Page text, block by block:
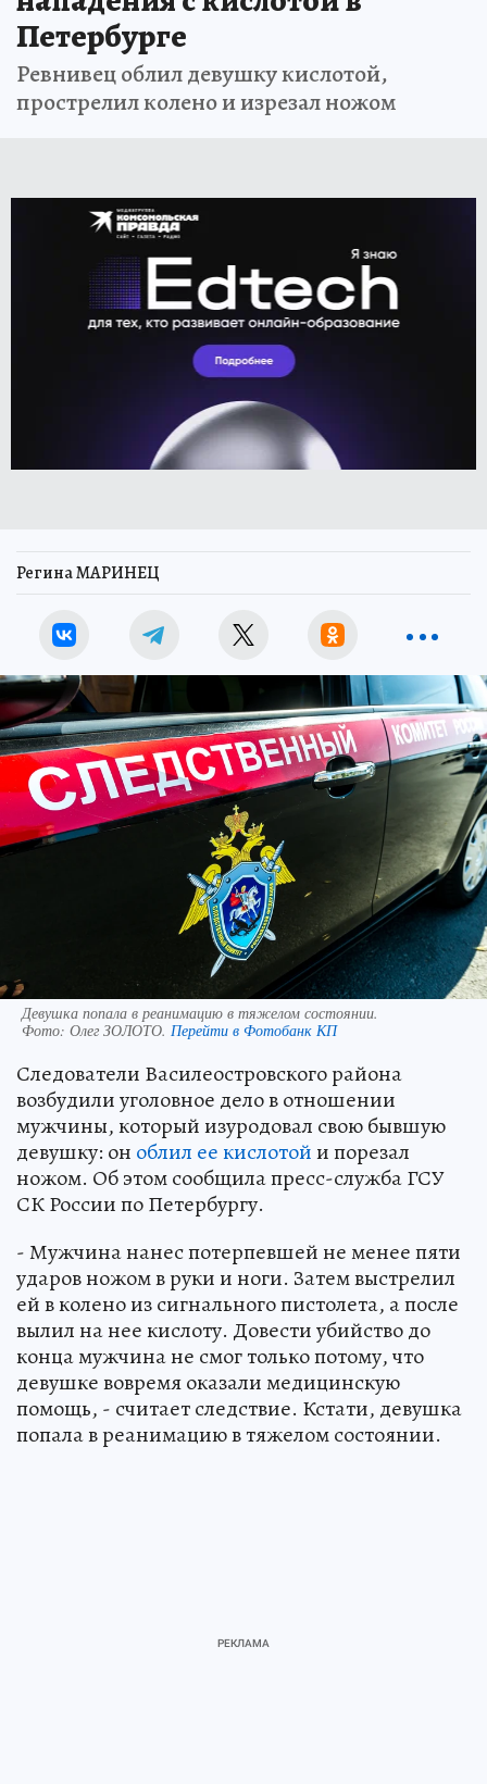
Петербурге
Ревнивец облил девушку кислотой,
прострелил колено и изрезал ножом
Регина МАРИНЕЦ
Девушка попала в реанимацию в тяжелом состоянии.
Фото: Олег ЗОЛОТО. Перейти в Фотобанк КП
Следователи Василеостровского района
возбудили уголовное дело в отношении
мужчины, который изуродовал свою бывшую
девушку: он облил ее кислотойи порезал
ножом. Об этом сообщила пресс-служба ГСУ
СК России по Петербургу.
- Мужчина нанес потерпевшей не менее пяти
ударов ножом в руки и ноги. Затем выстрелил
ей в колено из сигнального пистолета, а после
вылил на нее кислоту. Довести убийство до
конца мужчина не смог только потому, что
девушке вовремя оказали медицинскую
помощь, - считает следствие. Кстати, девушка
попала в реанимацию в тяжелом состоянии.